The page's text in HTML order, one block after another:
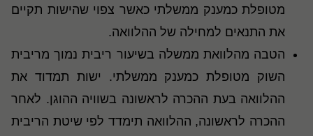
מטופלת כמענק ממשלתי כאשר צפוי שהישות תקיים
את התנאים למחילה של ההלוואה.
הטבה מהלוואת ממשלה בשיעור ריבית נמוך מריבית
השוק מטופלת כמענק ממשלתי. ישות תמדוד את
ההלוואה בעת ההכרה לראשונה בשוויה ההוגן. לאחר
ההכרה לראשונה, ההלוואה תימדד לפי שיטת הריבית